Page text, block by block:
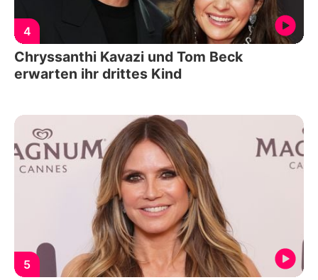
4
Chryssanthi Kavazi und Tom Beck
erwarten ihr drittes Kind
5